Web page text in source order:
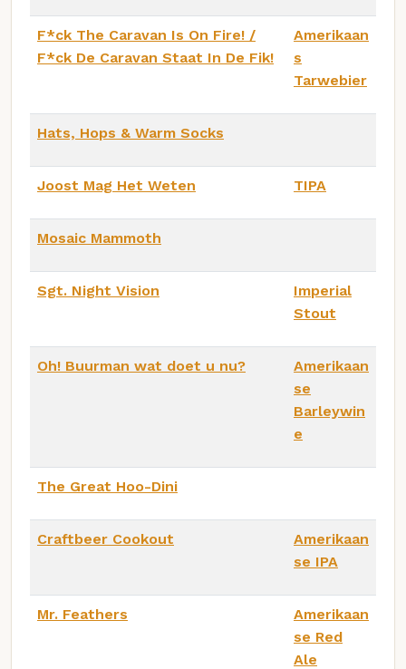
F*ck The Caravan Is On Fire! /
F*ck De Caravan Staat In De Fik!
Amerikaan
s
Tarwebier
Hats, Hops & Warm Socks
Joost Mag Het Weten TIPA
Mosaic Mammoth
Sgt. Night Vision
Imperial
Stout
Oh! Buurman wat doet u nu?
Amerikaan
se
Barleywin
e
The Great Hoo-Dini
Craftbeer Cookout
Amerikaan
se IPA
Mr. Feathers
Amerikaan
se Red
Ale